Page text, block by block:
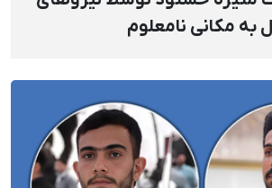
به مکانی نامعلوم